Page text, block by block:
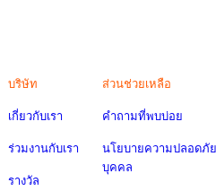
บริษัท
เกี่ยวกับเรา
ร่วมงานกับเรา
รางวัล
ส่วนช่วยเหลือ
คำถามที่พบบ่อย
นโยบายความปลอดภั
บุคคล